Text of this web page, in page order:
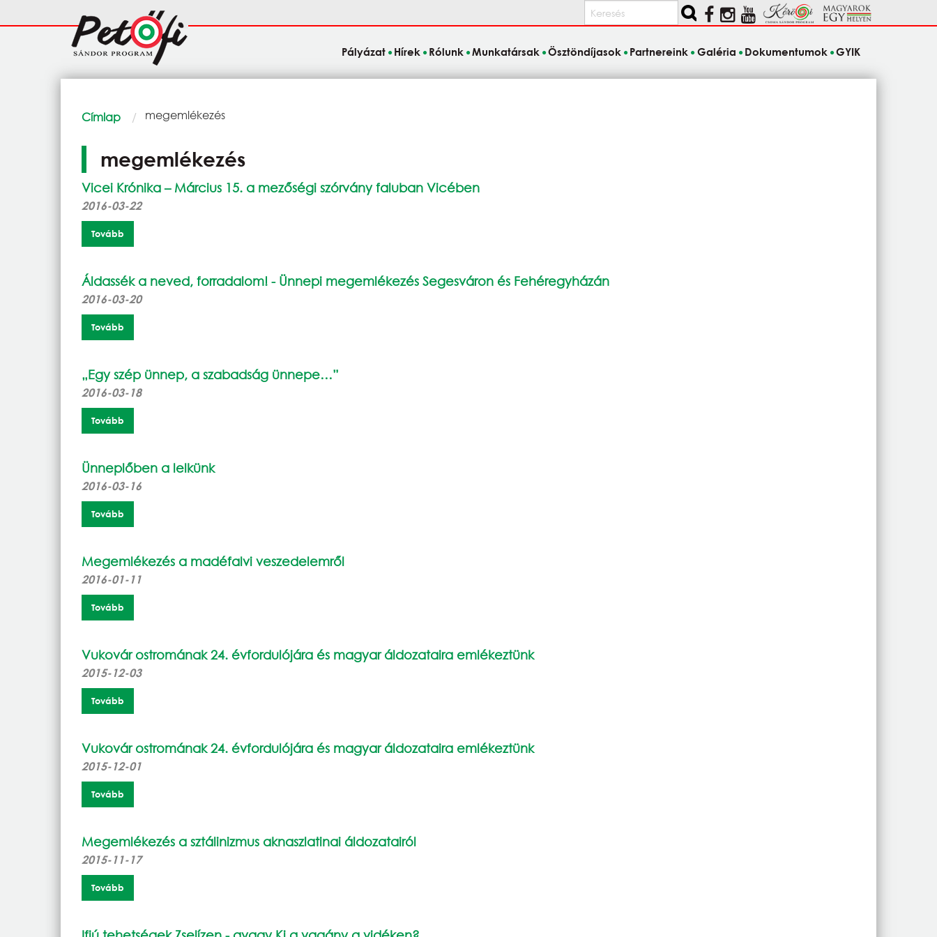
Keresés
Fő
navigáció
Pályázat Hírek Rólunk Munkatársak Ösztöndíjasok Partnereink Galéria Dokumentumok GYIK
Morzsa
Címlap Current:
megemlékezés
megemlékezés
Vicei Krónika – Március 15. a mezőségi szórvány faluban Vicében
2016-03-22
Tovább
Áldassék a neved, forradalom! - Ünnepi megemlékezés Segesváron és Fehéregyházán
2016-03-20
Tovább
„Egy szép ünnep, a szabadság ünnepe…”
2016-03-18
Tovább
Ünneplőben a lelkünk
2016-03-16
Tovább
Megemlékezés a madéfalvi veszedelemről
2016-01-11
Tovább
Vukovár ostromának 24. évfordulójára és magyar áldozataira emlékeztünk
2015-12-03
Tovább
Vukovár ostromának 24. évfordulójára és magyar áldozataira emlékeztünk
2015-12-01
Tovább
Megemlékezés a sztálinizmus aknaszlatinai áldozatairól
2015-11-17
Tovább